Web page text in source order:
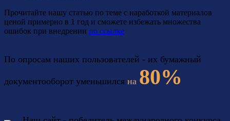
Прочитайте нашу статью по теме с наработкой материалов
ценой примерно в 1 год и сможете избежать множества
ошибок при внедрении по ссылке
По опросам наших пользователей - их бумажный
документооборот уменьшился на 80%